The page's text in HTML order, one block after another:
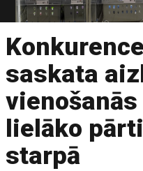
saskata
lielāko
starpā